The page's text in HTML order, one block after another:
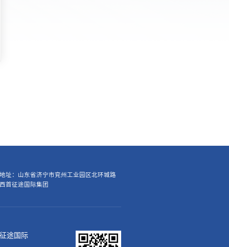
地址：山东省济宁市兖州工业园区北环城路
西首征途国际集团
途国际